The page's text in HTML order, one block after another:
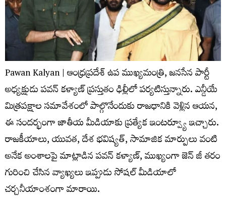
Pawan Kalyan | ఆంధ్రప్రదేశ్ ఉప ముఖ్యమంత్రి, జనసేన పార్టీ
అధ్యక్షుడు పవన్ కళ్యాణ్ ప్రస్తుతం ఢిల్లీలో పర్యటిస్తున్నారు. ఎన్డీయే
మిత్రపక్షాల సమావేశంలో పాల్గొనేందుకు రాజధానికి వెళ్లిన ఆయన,
ఈ సందర్భంగా జాతీయ మీడియాకు ప్రత్యేక ఇంటర్వ్యూ ఇచ్చారు.
రాజకీయాలు, యువత, దేశ భవిష్యత్, సామాజిక మార్పులు వంటి
అనేక అంశాలపై మాట్లాడిన పవన్ కళ్యాణ్, ముఖ్యంగా జెన్ జీ తరం
గురించి చేసిన వ్యాఖ్యలు ఇప్పుడు సోషల్ మీడియాలో
చర్చనీయాంశంగా మారాయి.